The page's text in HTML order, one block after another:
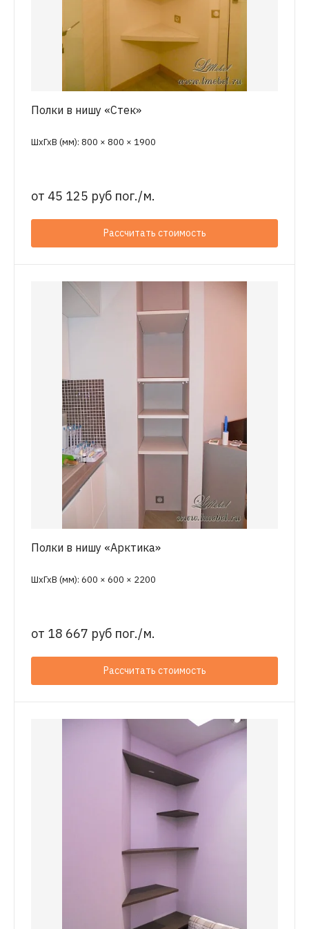
Полки в нишу «Стек»
ШхГхВ (мм): 800 × 800 × 1900
от 45 125 руб пог./м.
Рассчитать стоимость
Полки в нишу «Арктика»
ШхГхВ (мм): 600 × 600 × 2200
от 18 667 руб пог./м.
Рассчитать стоимость